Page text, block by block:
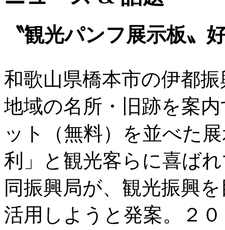
〝観光パンフ展示板〟
和歌山県橋本市の伊都
地域の名所・旧跡を案
ット（無料）を並べた
利」と観光客らに喜ば
同振興局が、観光振興
活用しようと発案。２